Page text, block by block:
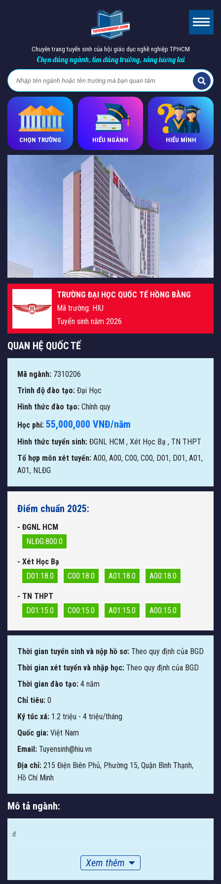
Chuyên trang tuyển sinh của hội giáo dục nghề nghiệp TP.HCM
Chọn đúng ngành, tìm đúng trường, sáng tương lai
HIỂU MÌNH
HIỂU NGÀNH
CHỌN TRƯỜNG
TRƯỜNG ĐẠI HỌC QUỐC TẾ HỒNG BÀNG
Mã trường: HIU
Tuyển sinh năm 2026
QUAN HỆ QUỐC TẾ
Mã ngành: 7310206
Trình độ đào tạo: Đại Học
Hình thức đào tạo: Chính quy
Học phí: 55,000,000 VNĐ/năm
Hình thức tuyển sinh: ĐGNL HCM , Xét Học Bạ , TN THPT
Tổ hợp môn xét tuyển: A00, A00, C00, C00, D01, D01, A01,
A01, NLĐG
Điểm chuẩn 2025:
- ĐGNL HCM
NLĐG:800.0
- Xét Học Bạ
D01:18.0
C00:18.0 A01:18.0 A00:18.0
- TN THPT
D01:15.0
C00:15.0 A01:15.0 A00:15.0
Thời gian tuyển sinh và nộp hồ sơ: Theo quy định của BGD
Thời gian xét tuyển và nhập học: Theo quy định của BGD
Thời gian đào tạo: 4 năm
Chỉ tiêu: 0
Ký túc xá: 1.2 triệu - 4 triệu/tháng
Quốc gia: Việt Nam
Email: Tuyensinh@hiu.vn
Địa chỉ: 215 Điện Biên Phủ, Phường 15, Quận Bình Thạnh,
Hồ Chí Minh
Mô tả ngành:
d
Xem thêm